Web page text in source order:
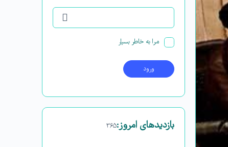
مرا به خاطر بسپار
بازدیدهای امروز:۳۶۵